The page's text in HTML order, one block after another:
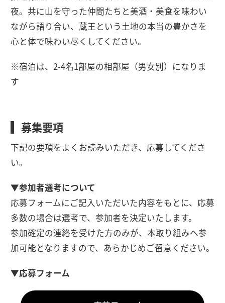
夜。共に山を守った仲間たちと美酒・美食を味わい
ながら語り合い、蔵王という土地の本当の豊かさを
心と体で味わい尽くしてください。
※宿泊は、2-4名1部屋の相部屋（男女別）になりま
す
募集要項
下記の要項をよくお読みいただき、応募してくださ
い。
▼参加者選考について
応募フォームにご記入いただいた内容をもとに、応募
多数の場合は選考で、参加者を決定いたします。
参加確定の連絡を受けた方のみが、本取り組みへ参
加可能となりますので、あらかじめご留意ください。
▼応募フォーム